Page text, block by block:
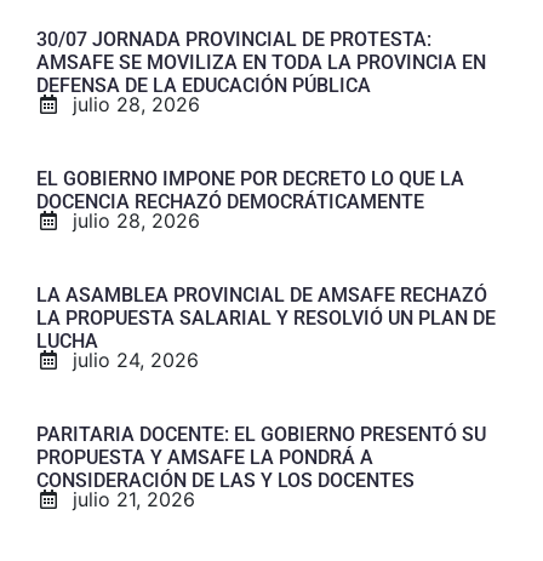
30/07 JORNADA PROVINCIAL DE PROTESTA:
AMSAFE SE MOVILIZA EN TODA LA PROVINCIA EN
DEFENSA DE LA EDUCACIÓN PÚBLICA
julio 28, 2026
EL GOBIERNO IMPONE POR DECRETO LO QUE LA
DOCENCIA RECHAZÓ DEMOCRÁTICAMENTE
julio 28, 2026
LA ASAMBLEA PROVINCIAL DE AMSAFE RECHAZÓ
LA PROPUESTA SALARIAL Y RESOLVIÓ UN PLAN DE
LUCHA
julio 24, 2026
PARITARIA DOCENTE: EL GOBIERNO PRESENTÓ SU
PROPUESTA Y AMSAFE LA PONDRÁ A
CONSIDERACIÓN DE LAS Y LOS DOCENTES
julio 21, 2026